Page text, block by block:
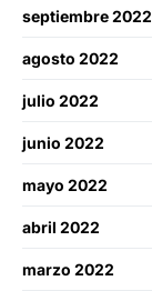
septiembre 2022
agosto 2022
julio 2022
junio 2022
mayo 2022
abril 2022
marzo 2022